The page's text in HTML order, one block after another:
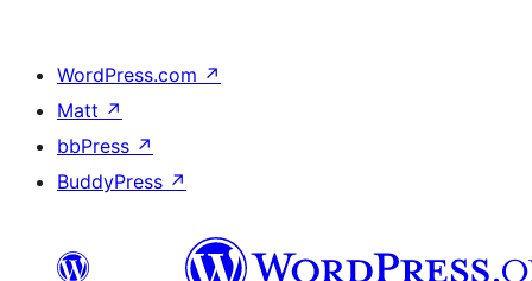
WordPress.com ↗
Matt ↗
bbPress ↗
BuddyPress ↗